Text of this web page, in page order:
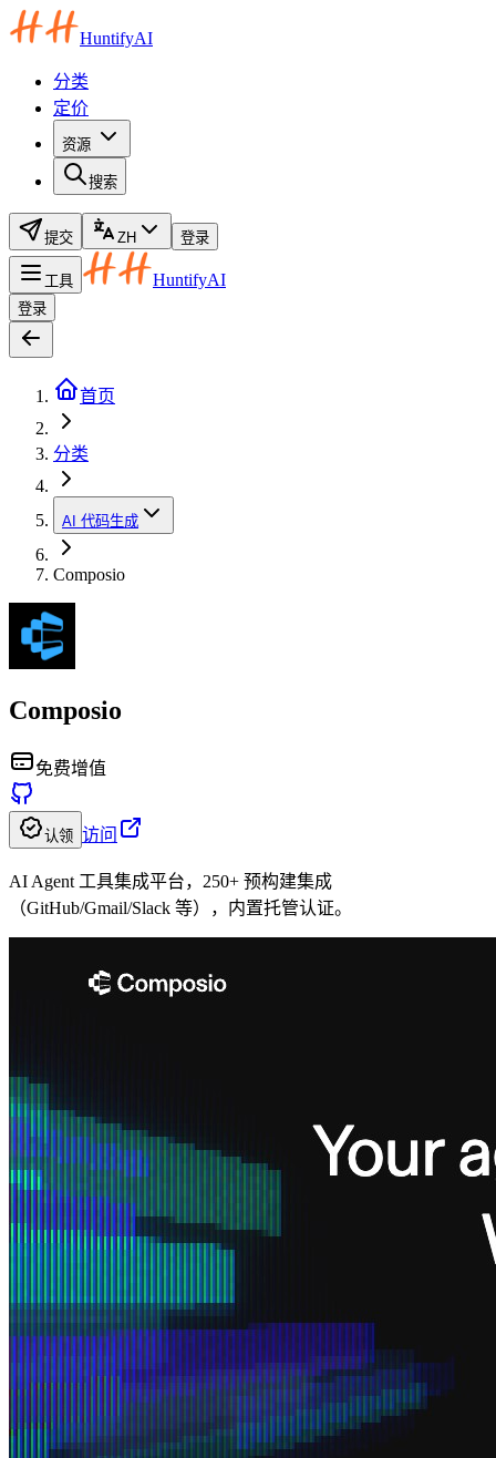
HuntifyAI
分类
定价
资源
搜索
提交 ZH 登录
工具 HuntifyAI
登录
首页
分类
AI 代码生成
Composio
Composio
免费增值
认领 访问
AI Agent 工具集成平台，250+ 预构建集成
（GitHub/Gmail/Slack 等），内置托管认证。